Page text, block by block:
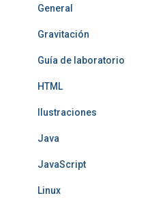
General
Gravitación
Guía de laboratorio
HTML
Ilustraciones
Java
JavaScript
Linux